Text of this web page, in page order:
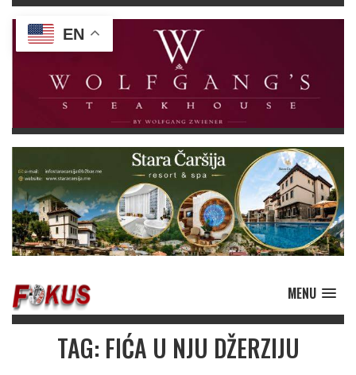
MENU
TAG: FIĆA U NJU DŽERZIJU
EN